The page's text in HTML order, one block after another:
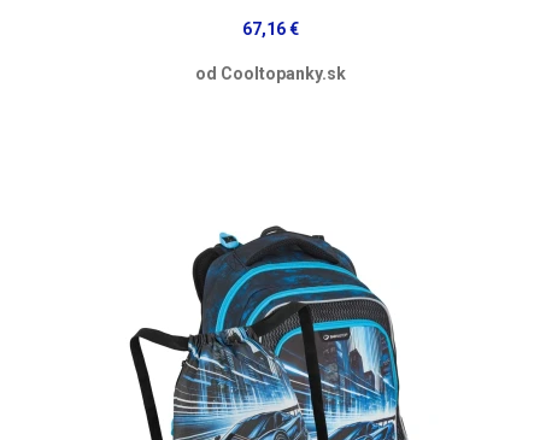
67,16 €
od Cooltopanky.sk